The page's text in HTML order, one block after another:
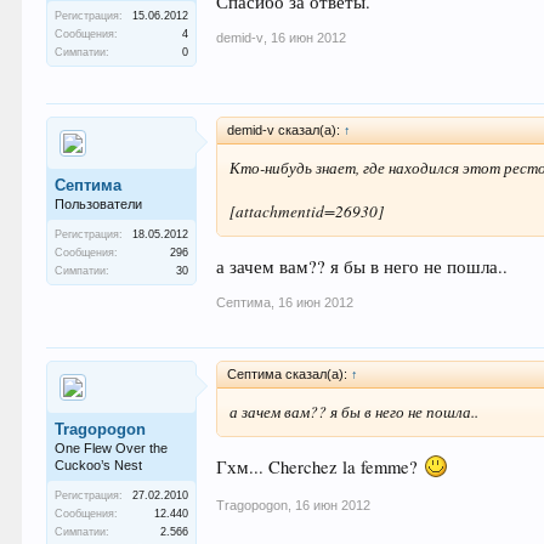
Регистрация:
15.06.2012
Сообщения:
4
Симпатии:
0
demid-v 16 июн 2012
Септима
Пользователи
Регистрация:
18.05.2012
Сообщения:
296
Симпатии:
30
demid-v сказал(а): ↑
Кто-нибудь знает, где находился этот
[attachmentid=26930]
а зачем вам?? я бы в него не пошла..
Септима 16 июн 2012
Tragopogon
One Flew Over the
Cuckoo’s Nest
Регистрация:
27.02.2010
Сообщения:
12.440
Симпатии:
2.566
Септима сказал(а): ↑
а зачем вам?? я бы в него не пошла..
Гхм... Cherchez la femme?
Tragopogon 16 июн 2012